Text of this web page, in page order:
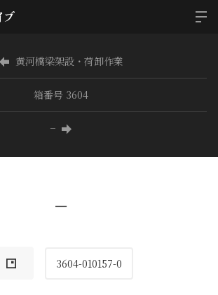
黄河橋梁架設・荷卸作業
箱番号 3604
−
−
3604-010157-0